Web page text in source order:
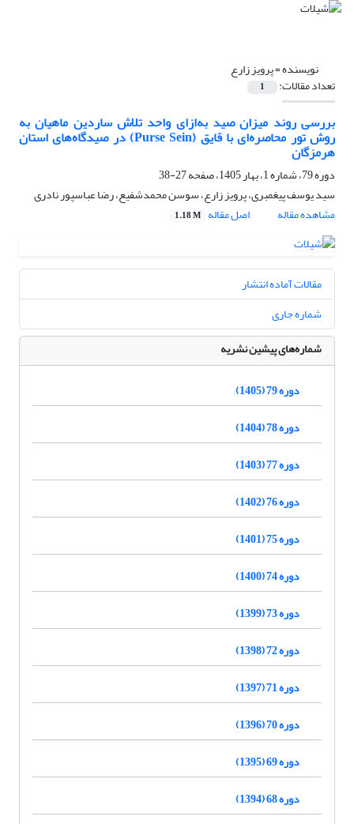
نویسنده =پرویز زارع
تعداد مقالات: 1
بررسی روند میزان صید به‌ازای واحد تلاش ساردین ماهیان به
روش تور محاصره‌ای با قایق (Purse Sein) در صیدگاه‌های استان
هرمزگان
دوره 79، شماره 1، بهار 1405، صفحه
27-38
سید یوسف پیغمبری، پرویز زارع، سوسن محمدشفیع، رضا عباسپور نادری
مشاهده مقاله
اصل مقاله 1.18 M
مقالات آماده انتشار
شماره جاری
شماره‌های پیشین نشریه
دوره 79 (1405)
دوره 78 (1404)
دوره 77 (1403)
دوره 76 (1402)
دوره 75 (1401)
دوره 74 (1400)
دوره 73 (1399)
دوره 72 (1398)
دوره 71 (1397)
دوره 70 (1396)
دوره 69 (1395)
دوره 68 (1394)